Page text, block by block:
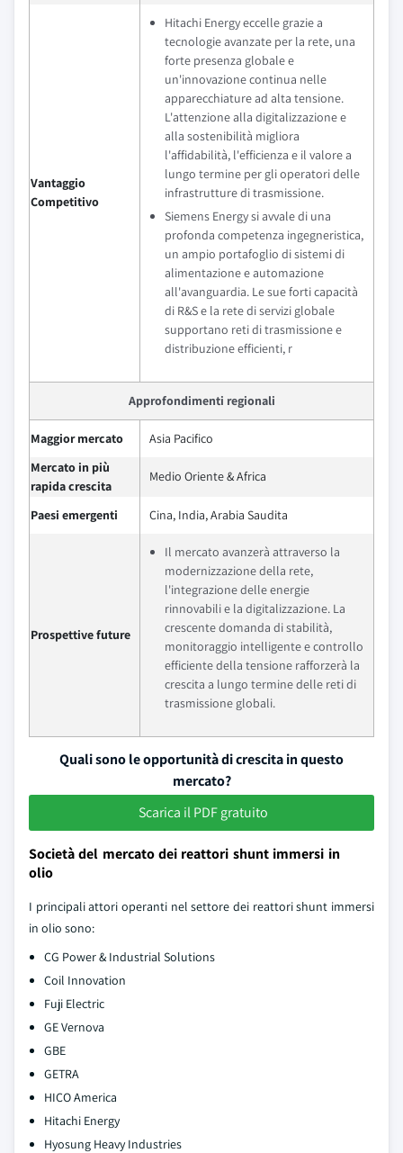
Vantaggio
Competitivo
Hitachi Energy eccelle grazie a
tecnologie avanzate per la rete, una
forte presenza globale e
un'innovazione continua nelle
apparecchiature ad alta tensione.
L'attenzione alla digitalizzazione e
alla sostenibilità migliora
l'affidabilità, l'efficienza e il valore a
lungo termine per gli operatori delle
infrastrutture di trasmissione.
Siemens Energy si avvale di una
profonda competenza ingegneristica,
un ampio portafoglio di sistemi di
alimentazione e automazione
all'avanguardia. Le sue forti capacità
di R&S e la rete di servizi globale
supportano reti di trasmissione e
distribuzione efficienti, r
Approfondimenti regionali
Maggior mercato
Asia Pacifico
Mercato in più
rapida crescita
Medio Oriente & Africa
Paesi emergenti Cina, India, Arabia Saudita
Prospettive future
Il mercato avanzerà attraverso la
modernizzazione della rete,
l'integrazione delle energie
rinnovabili e la digitalizzazione. La
crescente domanda di stabilità,
monitoraggio intelligente e controllo
efficiente della tensione rafforzerà la
crescita a lungo termine delle reti di
trasmissione globali.
Quali sono le opportunità di crescita in questo
mercato?
Scarica il PDF gratuito
Società del mercato dei reattori shunt immersi in
olio
I principali attori operanti nel settore dei reattori shunt immersi
in olio sono:
CG Power & Industrial Solutions
Coil Innovation
Fuji Electric
GE Vernova
GBE
GETRA
HICO America
Hitachi Energy
Hyosung Heavy Industries